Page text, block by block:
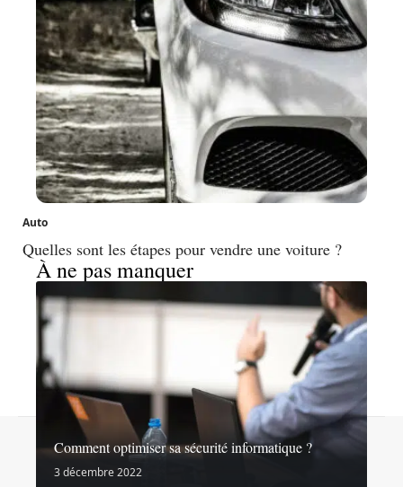
Auto
Quelles sont les étapes pour vendre une voiture ?
À ne pas manquer
Comment optimiser sa sécurité informatique ?
3 décembre 2022© 2026 | noslibertes.org
Mentions légales Sitemap